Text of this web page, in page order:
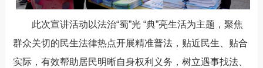
此次宣讲活动 以法治“蜀”光 “典”亮生活为主题，聚焦
群众关切的民生法律热点开展精准普法， 贴近民生、贴合
实际， 有效帮助居民明晰自身权利义务，树立遇事找法、